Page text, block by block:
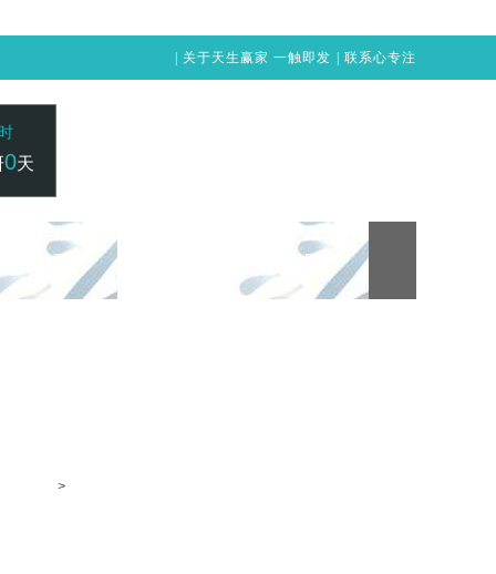
关于天生赢家 一触即发 联系心专注
0天
24小时咨询电话：
400-1515-211
一触即发 凯发vip-天生赢家 一触即发
>